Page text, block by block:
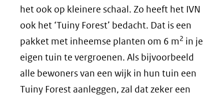
het ook op kleinere schaal. Zo heeft het IVN
ook het ‘Tuiny Forest’ bedacht. Dat is een
pakket met inheemse planten om 6 m2 in je
eigen tuin te vergroenen. Als bijvoorbeeld
alle bewoners van een wijk in hun tuin een
Tuiny Forest aanleggen, zal dat zeker een